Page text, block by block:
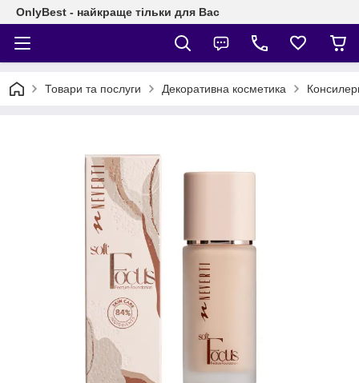
OnlyBest - найкраще тільки для Вас
Товари та послуги Декоративна косметика